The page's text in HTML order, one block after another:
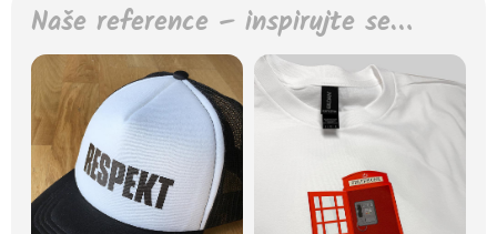
Naše reference – inspirujte se…